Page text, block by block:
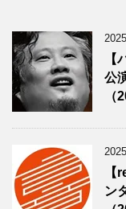
【
公
（
【
ン